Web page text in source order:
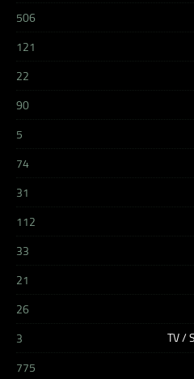
506
121
22
90
5
74
31
112
33
21
26
3
775